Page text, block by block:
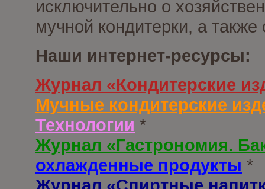
исключительно о
мучной кондитерки, а
Наши интернет-ресурсы:
Журнал «Кондитерские
Мучные кондитерские
Технологии *
Журнал «Гастрономия.
охлажденные продукты *